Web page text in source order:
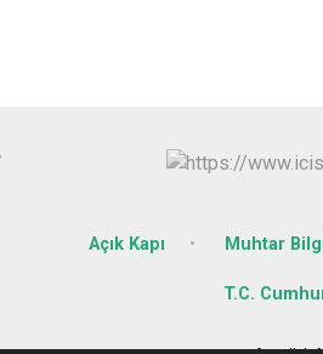
Açık Kapı Muhtar
T.C.